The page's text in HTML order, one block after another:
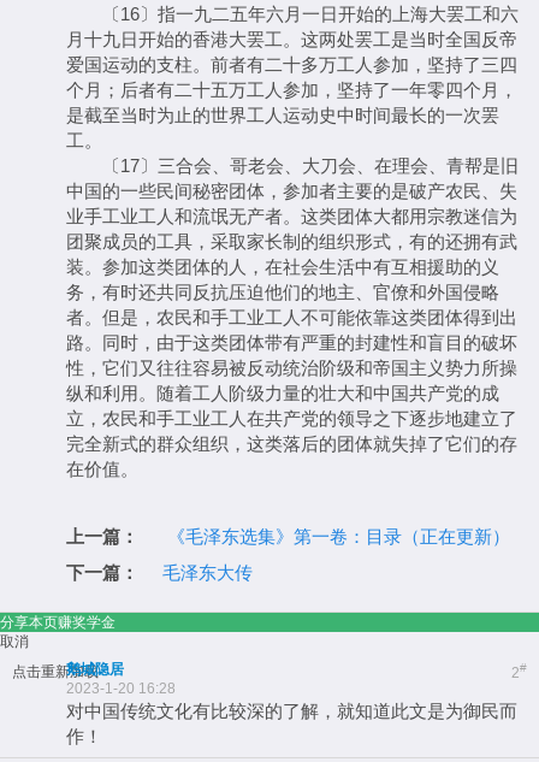
〔16〕指一九二五年六月一日开始的上海大罢工和六
月十九日开始的香港大罢工。这两处罢工是当时全国反帝
爱国运动的支柱。前者有二十多万工人参加，坚持了三四
个月；后者有二十五万工人参加，坚持了一年零四个月，
是截至当时为止的世界工人运动史中时间最长的一次罢
工。
〔17〕三合会、哥老会、大刀会、在理会、青帮是旧
中国的一些民间秘密团体，参加者主要的是破产农民、失
业手工业工人和流氓无产者。这类团体大都用宗教迷信为
团聚成员的工具，采取家长制的组织形式，有的还拥有武
装。参加这类团体的人，在社会生活中有互相援助的义
务，有时还共同反抗压迫他们的地主、官僚和外国侵略
者。但是，农民和手工业工人不可能依靠这类团体得到出
路。同时，由于这类团体带有严重的封建性和盲目的破坏
性，它们又往往容易被反动统治阶级和帝国主义势力所操
纵和利用。随着工人阶级力量的壮大和中国共产党的成
立，农民和手工业工人在共产党的领导之下逐步地建立了
完全新式的群众组织，这类落后的团体就失掉了它们的存
在价值。
上一篇：
《毛泽东选集》第一卷：目录（正在更新）
下一篇：
毛泽东大传
分享本页赚奖学金
取消
点击重新加载
2#
鹅城隐居
2023-1-20 16:28
对中国传统文化有比较深的了解，就知道此文是为御民而
作！